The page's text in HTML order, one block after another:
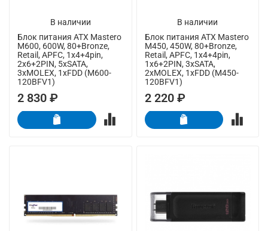
В наличии
Блок питания ATX Mastero
M600, 600W, 80+Bronze,
Retail, APFC, 1x4+4pin,
2x6+2PIN, 5xSATA,
3xMOLEX, 1xFDD (M600-
120BFV1)
2 830 ₽
В наличии
Блок питания ATX Mastero
M450, 450W, 80+Bronze,
Retail, APFC, 1x4+4pin,
1x6+2PIN, 3xSATA,
2xMOLEX, 1xFDD (M450-
120BFV1)
2 220 ₽